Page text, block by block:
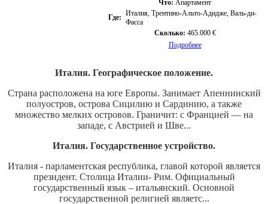
Что: Апартамент
Где: Италия, Трентино-Альто-Адидже, Валь-ди-
Фасса
Сколько: 465.000 €
Подробнее
Италия. Географическое положение.
Страна расположена на юге Европы. Занимает Апеннинский
полуостров, острова Сицилию и Сардинию, а также
множество мелких островов. Граничит: с Францией — на
западе, с Австрией и Шве...
Италия. Государственное устройство.
Италия - парламентская республика, главой которой является
президент. Столица Италии- Рим. Официальный
государственный язык – итальянский. Основной
государственной религией являетс...